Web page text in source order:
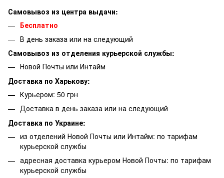
Самовывоз из центра выдачи:
Бесплатно
В день заказа или на следующий
Самовывоз из отделения курьерской службы:
Новой Почты или Интайм
Доставка по Харькову:
Курьером: 50 грн
Доставка в день заказа или на следующий
Доставка по Украине:
из отделений Новой Почты или Интайм: по тарифам
курьерской службы
адресная доставка курьером Новой Почты: по тарифам
курьерской службы